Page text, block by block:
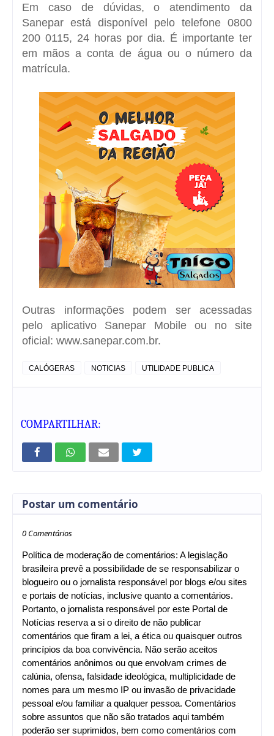
Em caso de dúvidas, o atendimento da
Sanepar está disponível pelo telefone 0800
200 0115, 24 horas por dia. É importante ter
em mãos a conta de água ou o número da
matrícula.
Outras informações podem ser acessadas
pelo aplicativo Sanepar Mobile ou no site
oficial: www.sanepar.com.br.
CALÓGERAS NOTICIAS UTILIDADE PUBLICA
COMPARTILHAR:
Postar um comentário
0 Comentários
Política de moderação de comentários: A legislação
brasileira prevê a possibilidade de se responsabilizar o
blogueiro ou o jornalista responsável por blogs e/ou sites
e portais de notícias, inclusive quanto a comentários.
Portanto, o jornalista responsável por este Portal de
Notícias reserva a si o direito de não publicar
comentários que firam a lei, a ética ou quaisquer outros
princípios da boa convivência. Não serão aceitos
comentários anônimos ou que envolvam crimes de
calúnia, ofensa, falsidade ideológica, multiplicidade de
nomes para um mesmo IP ou invasão de privacidade
pessoal e/ou familiar a qualquer pessoa. Comentários
sobre assuntos que não são tratados aqui também
poderão ser suprimidos, bem como comentários com